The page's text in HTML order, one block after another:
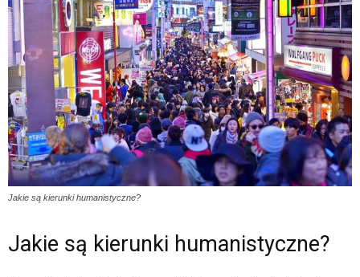
Jakie są kierunki humanistyczne?
Jakie są kierunki humanistyczne?